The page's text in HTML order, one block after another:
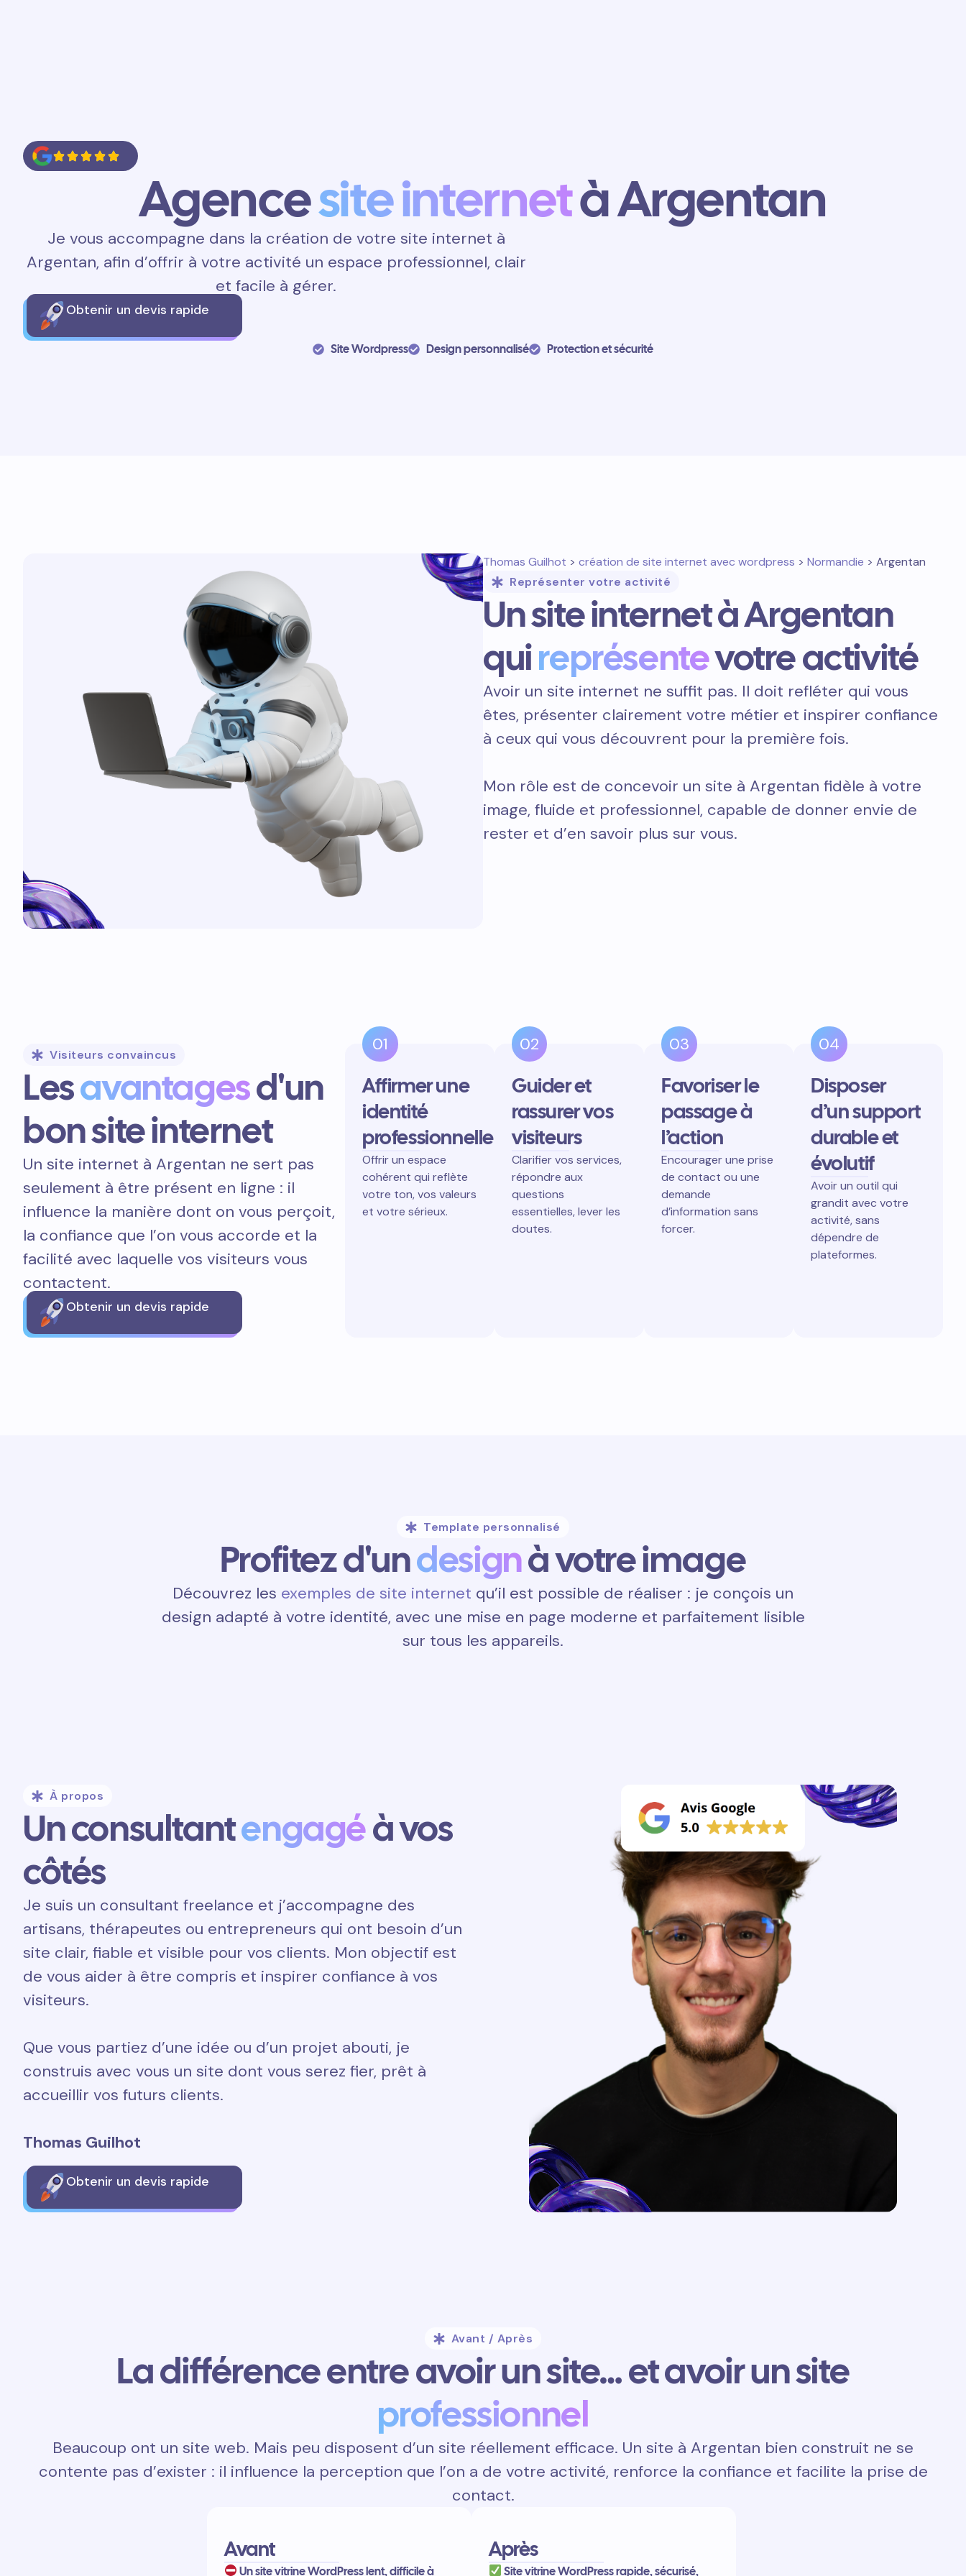
Agencesite internetà Argentan
Je vous accompagne dans la création de votre site internet à
Argentan, afin d’offrir à votre activité un espace professionnel, clair
et facile à gérer.
Obtenir un devis rapide
Site Wordpress Design personnalisé Protection et sécurité
Thomas Guilhot > création de site internet avec wordpress > Normandie > Argentan
Représenter votre activité
Un site internet à Argentan
quireprésentevotre activité
Avoir un site internet ne suffit pas. Il doit refléter qui vous
êtes, présenter clairement votre métier et inspirer confiance
à ceux qui vous découvrent pour la première fois.
Mon rôle est de concevoir un site à Argentan fidèle à votre
image, fluide et professionnel, capable de donner envie de
rester et d’en savoir plus sur vous.
Visiteurs convaincus
Lesavantagesd'un
bon site internet
Un site internet à Argentan ne sert pas
seulement à être présent en ligne : il
influence la manière dont on vous perçoit,
la confiance que l’on vous accorde et la
facilité avec laquelle vos visiteurs vous
contactent.
Obtenir un devis rapide
01
Affirmer une
identité
professionnelle
Offrir un espace
cohérent qui reflète
votre ton, vos valeurs
et votre sérieux.
02
Guider et
rassurer vos
visiteurs
Clarifier vos services,
répondre aux
questions
essentielles, lever les
doutes.
03
Favoriser le
passage à
l’action
Encourager une prise
de contact ou une
demande
d’information sans
forcer.
04
Disposer
d’un support
durable et
évolutif
Avoir un outil qui
grandit avec votre
activité, sans
dépendre de
plateformes.
Template personnalisé
Profitez d'undesignà votre image
Découvrez les exemples de site internet qu’il est possible de réaliser : je conçois un
design adapté à votre identité, avec une mise en page moderne et parfaitement lisible
sur tous les appareils.
À propos
Un consultantengagéà vos
côtés
Je suis un consultant freelance et j’accompagne des
artisans, thérapeutes ou entrepreneurs qui ont besoin d’un
site clair, fiable et visible pour vos clients. Mon objectif est
de vous aider à être compris et inspirer confiance à vos
visiteurs.
Que vous partiez d’une idée ou d’un projet abouti, je
construis avec vous un site dont vous serez fier, prêt à
accueillir vos futurs clients.
Thomas Guilhot
Obtenir un devis rapide
Avant / Après
La différence entre avoir un site… et avoir un site
professionnel
Beaucoup ont un site web. Mais peu disposent d’un site réellement efficace. Un site à Argentan bien construit ne se
contente pas d’exister : il influence la perception que l’on a de votre activité, renforce la confiance et facilite la prise de
contact.
Avant
Un site vitrine WordPress lent, difficile à
Après
Site vitrine WordPress rapide, sécurisé,